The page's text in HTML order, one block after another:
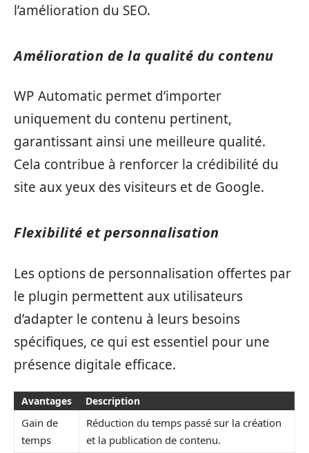
l’amélioration du SEO.
Amélioration de la qualité du contenu
WP Automatic permet d’importer
uniquement du contenu pertinent,
garantissant ainsi une meilleure qualité.
Cela contribue à renforcer la crédibilité du
site aux yeux des visiteurs et de Google.
Flexibilité et personnalisation
Les options de personnalisation offertes par
le plugin permettent aux utilisateurs
d’adapter le contenu à leurs besoins
spécifiques, ce qui est essentiel pour une
présence digitale efficace.
Avantages Description
Gain de
temps
Réduction du temps passé sur la création
et la publication de contenu.